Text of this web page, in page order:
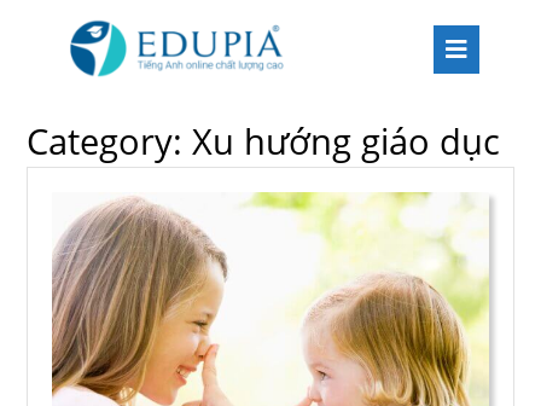
Category: Xu hướng giáo dục